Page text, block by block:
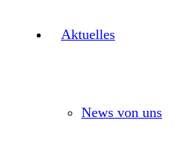
Aktuelles
News von uns